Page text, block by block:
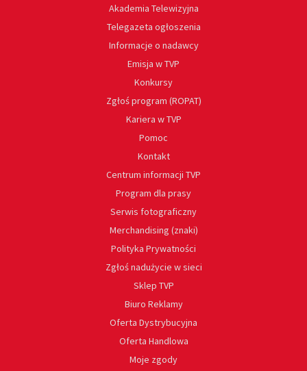
Akademia Telewizyjna
Telegazeta ogłoszenia
Informacje o nadawcy
Emisja w TVP
Konkursy
Zgłoś program (ROPAT)
Kariera w TVP
Pomoc
Kontakt
Centrum informacji TVP
Program dla prasy
Serwis fotograficzny
Merchandising (znaki)
Polityka Prywatności
Zgłoś nadużycie w sieci
Sklep TVP
Biuro Reklamy
Oferta Dystrybucyjna
Oferta Handlowa
Moje zgody